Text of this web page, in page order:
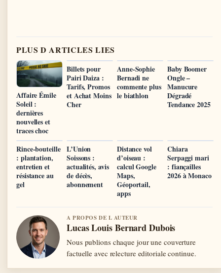
PLUS D ARTICLES LIES
Affaire Émile
Soleil :
dernières
nouvelles et
traces choc
Billets pour
Pairi Daiza :
Tarifs, Promos
et Achat Moins
Cher
Anne-Sophie
Bernadi ne
commente plus
le biathlon
Baby Boomer
Ongle –
Manucure
Dégradé
Tendance 2025
Rince-bouteille
: plantation,
entretien et
résistance au
gel
L’Union
Soissons :
actualités, avis
de décès,
abonnement
Distance vol
d’oiseau :
calcul Google
Maps,
Géoportail,
apps
Chiara
Serpaggi mari
: fiançailles
2026 à Monaco
A PROPOS DE L AUTEUR
Lucas Louis Bernard Dubois
Nous publions chaque jour une couverture
factuelle avec relecture editoriale continue.